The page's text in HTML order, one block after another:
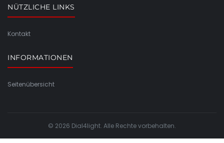
NÜTZLICHE LINKS
Kontakt
INFORMATIONEN
Seitenübersicht
© 2026 Dial4light. Alle Rechte vorbehalten.